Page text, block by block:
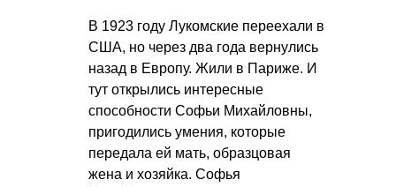
В 1923 году Лукомские переехали в
США, но через два года вернулись
назад в Европу. Жили в Париже. И
тут открылись интересные
способности Софьи Михайловны,
пригодились умения, которые
передала ей мать, образцовая
жена и хозяйка. Софья